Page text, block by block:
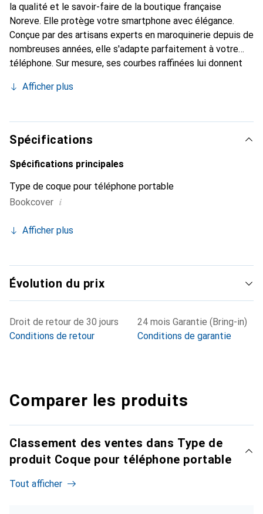
la qualité et le savoir-faire de la boutique française
Noreve. Elle protège votre smartphone avec élégance.
Conçue par des artisans experts en maroquinerie depuis de
nombreuses années, elle s'adapte parfaitement à votre
téléphone. Sur mesure, ses courbes raffinées lui donnent
et indispensable pour votre smartphone. Reconnaître
marque Noreve est un choix sûr pour une clientèle
exigeante.
Afficher plus
Spécifications
Spécifications principales
Type de coque pour téléphone portable
Bookcover i
Afficher plus
Évolution du prix
Droit de retour de 30 jours
Conditions de retour
24 mois Garantie (Bring-in)
Conditions de garantie
Comparer les produits
Classement des ventes dans Type de
produit Coque pour téléphone portable
Tout afficher